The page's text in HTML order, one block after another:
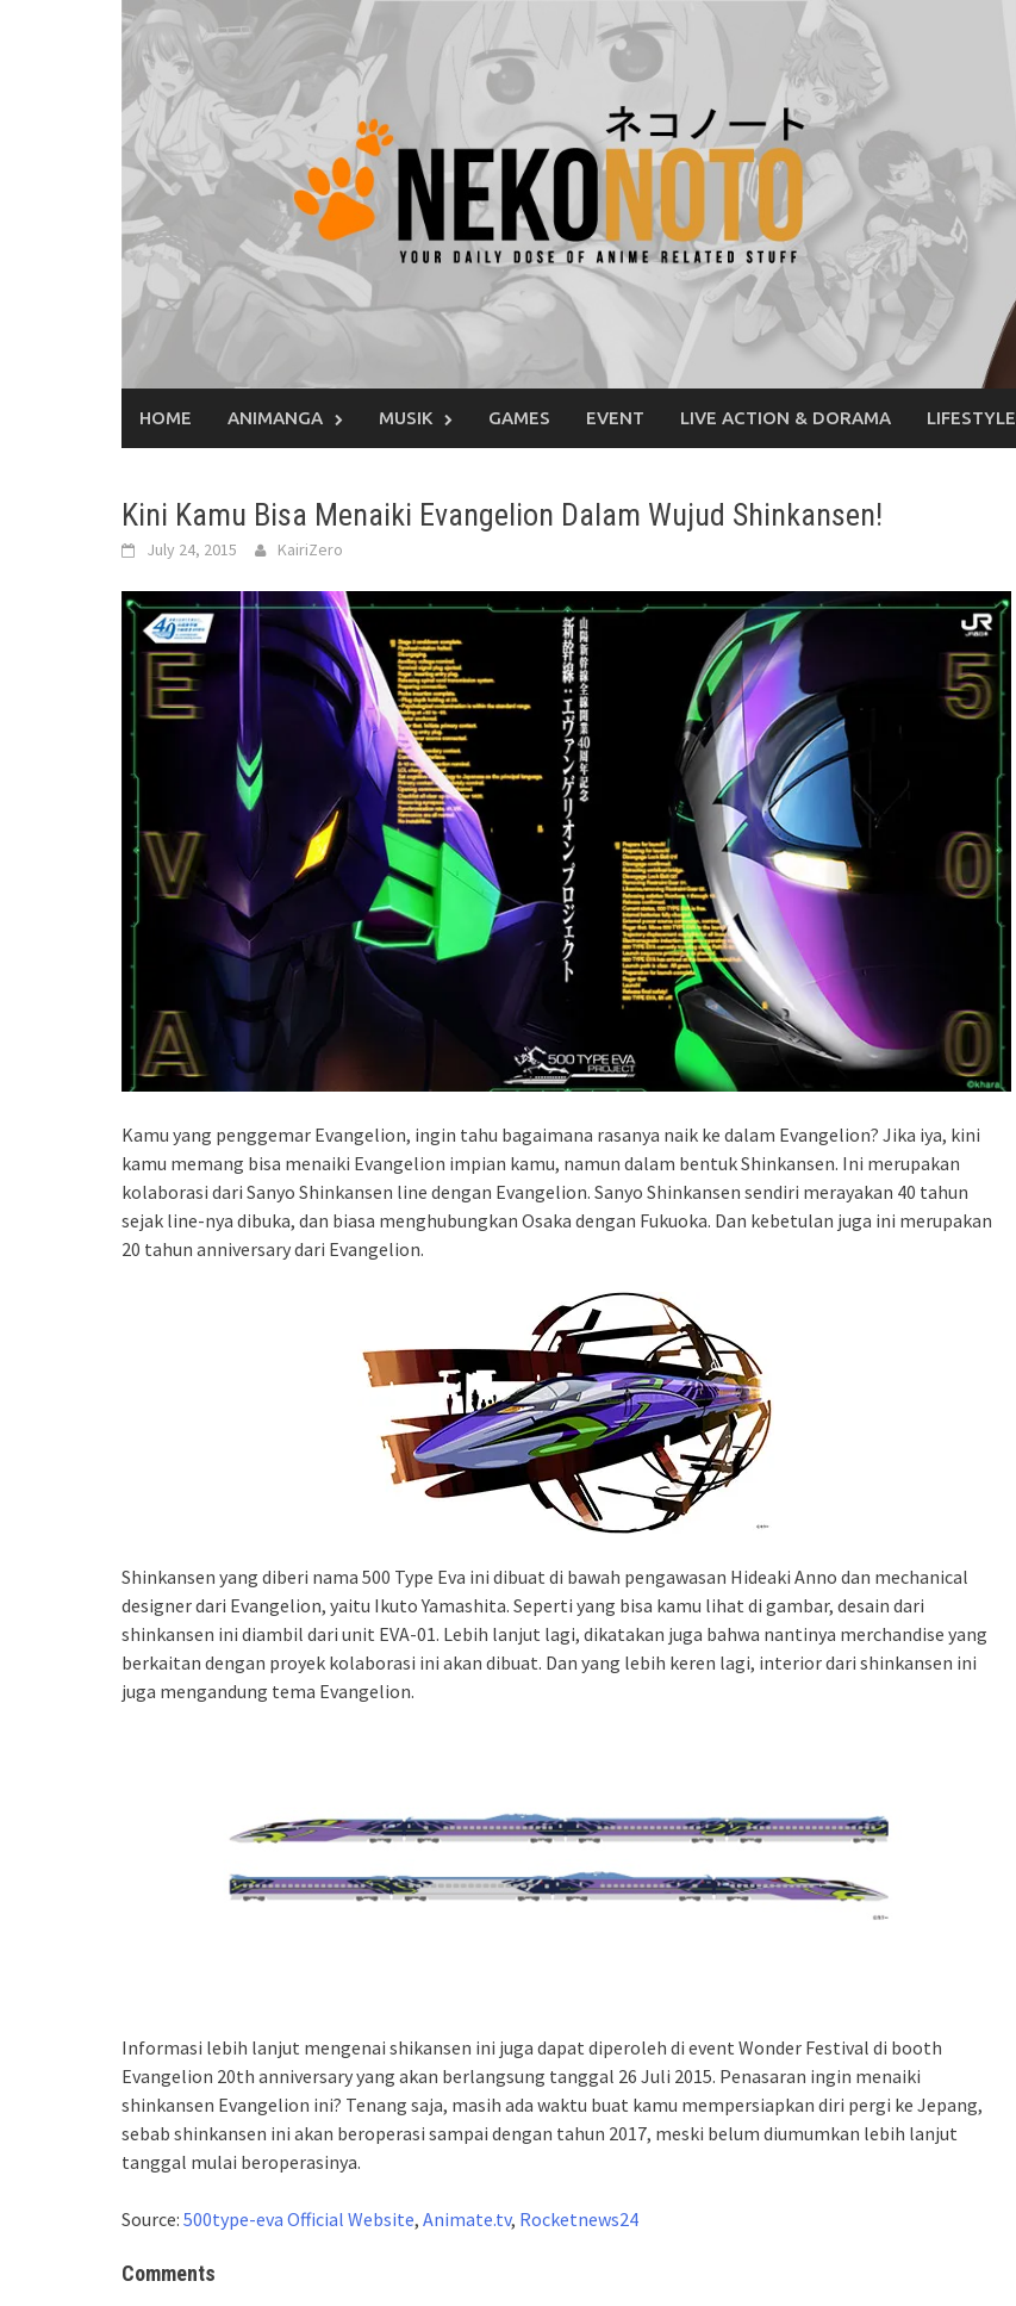
HOME ANIMANGA MUSIK GAMES EVENT LIVE ACTION & DORAMA LIFESTYLE
Kini Kamu Bisa Menaiki Evangelion Dalam Wujud Shinkansen!
July 24, 2015 KairiZero
Kamu yang penggemar Evangelion, ingin tahu bagaimana rasanya naik ke dalam Evangelion? Jika iya, kini
kamu memang bisa menaiki Evangelion impian kamu, namun dalam bentuk Shinkansen. Ini merupakan
kolaborasi dari Sanyo Shinkansen line dengan Evangelion. Sanyo Shinkansen sendiri merayakan 40 tahun
sejak line-nya dibuka, dan biasa menghubungkan Osaka dengan Fukuoka. Dan kebetulan juga ini merupakan
20 tahun anniversary dari Evangelion.
Shinkansen yang diberi nama 500 Type Eva ini dibuat di bawah pengawasan Hideaki Anno dan mechanical
designer dari Evangelion, yaitu Ikuto Yamashita. Seperti yang bisa kamu lihat di gambar, desain dari
shinkansen ini diambil dari unit EVA-01. Lebih lanjut lagi, dikatakan juga bahwa nantinya merchandise yang
berkaitan dengan proyek kolaborasi ini akan dibuat. Dan yang lebih keren lagi, interior dari shinkansen ini
juga mengandung tema Evangelion.
Informasi lebih lanjut mengenai shikansen ini juga dapat diperoleh di event Wonder Festival di booth
Evangelion 20th anniversary yang akan berlangsung tanggal 26 Juli 2015. Penasaran ingin menaiki
shinkansen Evangelion ini? Tenang saja, masih ada waktu buat kamu mempersiapkan diri pergi ke Jepang,
sebab shinkansen ini akan beroperasi sampai dengan tahun 2017, meski belum diumumkan lebih lanjut
tanggal mulai beroperasinya.
Source: 500type-eva Official Website, Animate.tv, Rocketnews24
Comments